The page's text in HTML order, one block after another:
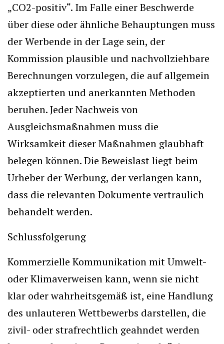
„CO2-positiv“. Im Falle einer Beschwerde
über diese oder ähnliche Behauptungen muss
der Werbende in der Lage sein, der
Kommission plausible und nachvollziehbare
Berechnungen vorzulegen, die auf allgemein
akzeptierten und anerkannten Methoden
beruhen. Jeder Nachweis von
Ausgleichsmaßnahmen muss die
Wirksamkeit dieser Maßnahmen glaubhaft
belegen können. Die Beweislast liegt beim
Urheber der Werbung, der verlangen kann,
dass die relevanten Dokumente vertraulich
behandelt werden.
Schlussfolgerung
Kommerzielle Kommunikation mit Umwelt-
oder Klimaverweisen kann, wenn sie nicht
klar oder wahrheitsgemäß ist, eine Handlung
des unlauteren Wettbewerbs darstellen, die
zivil- oder strafrechtlich geahndet werden